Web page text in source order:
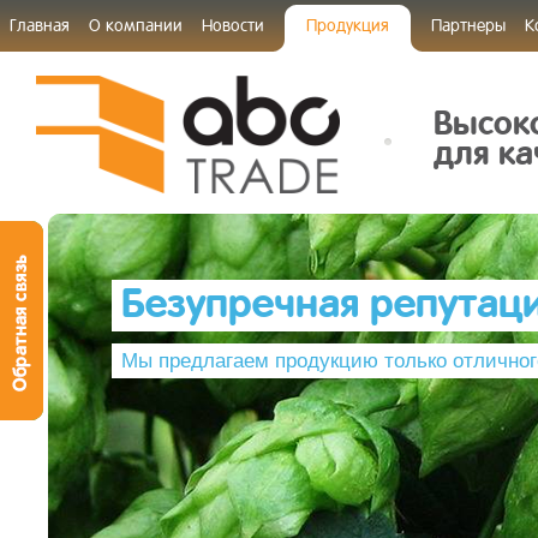
Главная О компании Новости Продукция Партнеры
для
Безупречная
Мы предлагаем продукцию только